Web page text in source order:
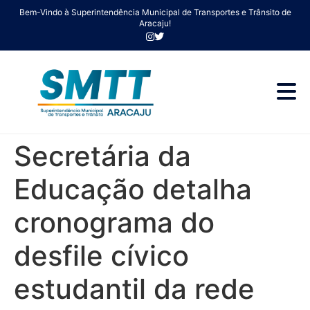
Bem-Vindo à Superintendência Municipal de Transportes e Trânsito de
Aracaju!
Secretária da
Educação detalha
cronograma do
desfile cívico
estudantil da rede